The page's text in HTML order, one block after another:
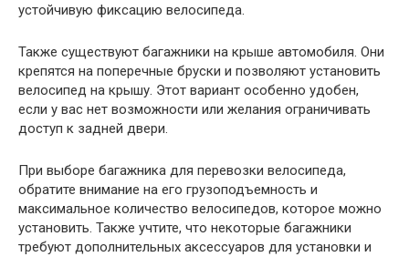
устойчивую фиксацию велосипеда.
Также существуют багажники на крыше автомобиля. Они
крепятся на поперечные бруски и позволяют установить
велосипед на крышу. Этот вариант особенно удобен,
если у вас нет возможности или желания ограничивать
доступ к задней двери.
При выборе багажника для перевозки велосипеда,
обратите внимание на его грузоподъемность и
максимальное количество велосипедов, которое можно
установить. Также учтите, что некоторые багажники
требуют дополнительных аксессуаров для установки и